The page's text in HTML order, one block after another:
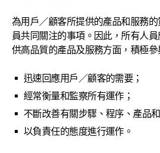
為用戶／顧客所提供的產品和服務
員共同關注的事項。因此，所有人
供高品質的產品及服務方面，積極參
迅速回應用戶／顧客的需要；
經常衡量和監察所有運作；
不斷改善有關步驟、程序、產品
以負責任的態度進行運作。